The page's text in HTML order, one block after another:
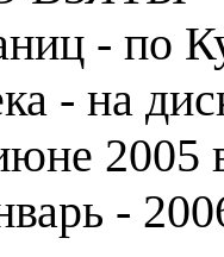
- по
- на
2005
-